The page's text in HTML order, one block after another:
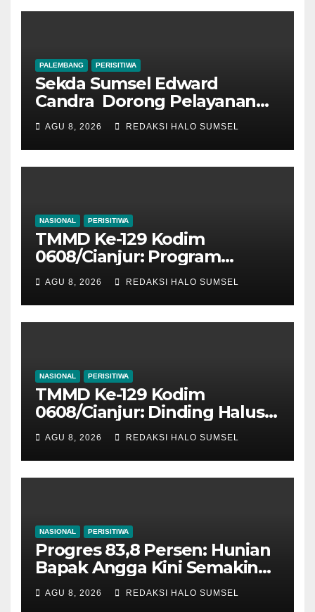
PALEMBANG PERISITIWA
Sekda Sumsel Edward
Candra Dorong Pelayanan
Masyarakat Makin Modern
AGU 8, 2026 REDAKSI HALO SUMSEL
NASIONAL PERISITIWA
TMMD Ke-129 Kodim
0608/Cianjur: Program
Ketahanan Pangan 1 Hektar
Tuntas 100 Persen, Warga
Mekarmukti Kini Punya
Sumber Pangan Mandiri
AGU 8, 2026 REDAKSI HALO SUMSEL
NASIONAL PERISITIWA
TMMD Ke-129 Kodim
0608/Cianjur: Dinding Halus
Dan Pagar Kokoh, Harapan
Bapak Burhanudin Semakin
Sempurna
AGU 8, 2026 REDAKSI HALO SUMSEL
NASIONAL PERISITIWA
Progres 83,8 Persen: Hunian
Bapak Angga Kini Semakin
Tampil Sempurna
AGU 8, 2026 REDAKSI HALO SUMSEL